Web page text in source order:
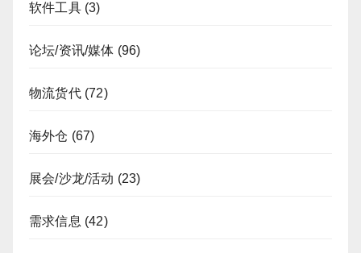
软件工具(3)
论坛/资讯/媒体 (96)
物流货代(72)
海外仓 (67)
展会/沙龙/活动 (23)
需求信息 (42)